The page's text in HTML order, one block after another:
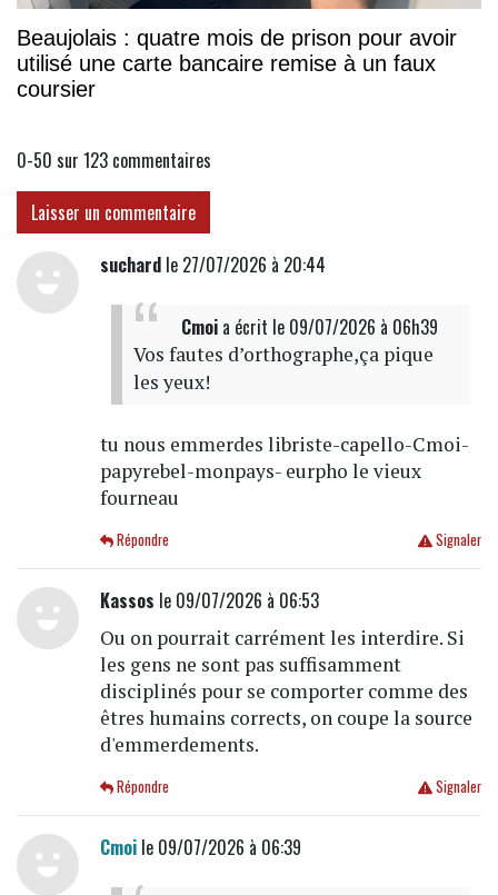
Beaujolais : quatre mois de prison pour avoir
utilisé une carte bancaire remise à un faux
coursier
0-50 sur 123 commentaires
Laisser un commentaire
suchardle 27/07/2026 à 20:44
Cmoia écrit le 09/07/2026 à 06h39
Vos fautes d’orthographe,ça pique
les yeux!
tu nous emmerdes libriste-capello-Cmoi-
papyrebel-monpays- eurpho le vieux
fourneau
Signaler
Répondre
Kassos le 09/07/2026 à 06:53
Ou on pourrait carrément les interdire. Si
les gens ne sont pas suffisamment
disciplinés pour se comporter comme des
êtres humains corrects, on coupe la source
d'emmerdements.
Signaler
Répondre
Cmoile 09/07/2026 à 06:39